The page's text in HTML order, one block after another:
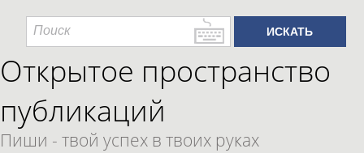
Открытое пространство
публикаций
Пиши - твой успех в твоих руках